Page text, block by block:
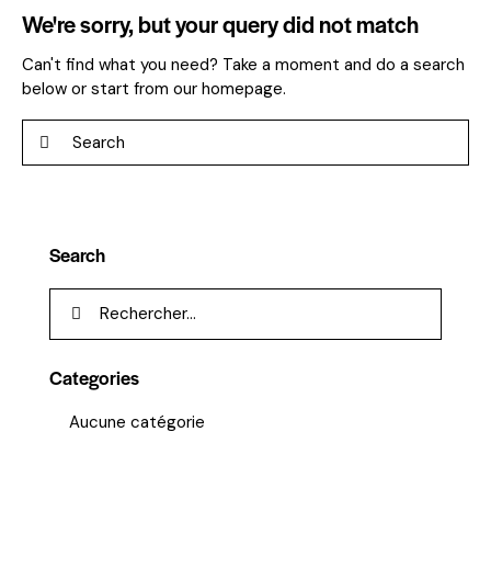
We're sorry, but your query did not match
Can't find what you need? Take a moment and do a search
below or start from our homepage.
Search
Categories
Aucune catégorie